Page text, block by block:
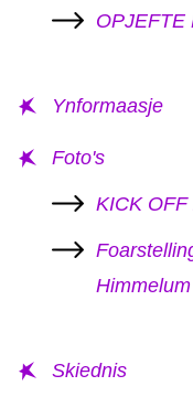
OPJEFTE
Ynformaasje
Foto's
KICK OFF
Himmelum
Skiednis